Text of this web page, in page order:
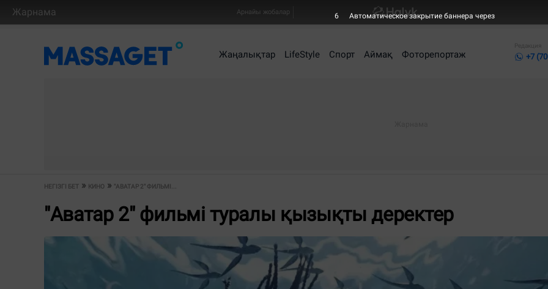
Жарнама Арнайы жобалар
Жаңалықтар LifeStyle Спорт Аймақ Фоторепортаж
Редакция
+7
НЕГІЗГІ БЕТ КИНО "АВАТАР 2" ФИЛЬМІ...
"Аватар 2" фильмі туралы қызықты деректер
4 Автоматическое закрытие баннера через